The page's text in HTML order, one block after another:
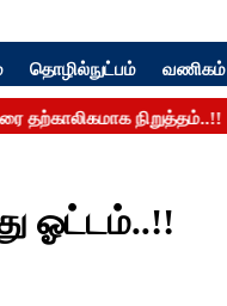
தொழில்நுட்பம் வணிகம்
ஓட்டம்..!!